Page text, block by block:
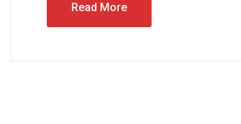
Read More